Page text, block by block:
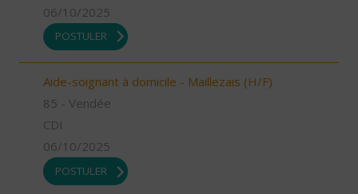
06/10/2025
POSTULER
Aide-soignant à domicile - Maillezais (H/F)
85 - Vendée
CDI
06/10/2025
POSTULER